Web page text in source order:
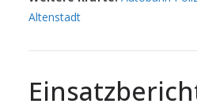
Altenstadt